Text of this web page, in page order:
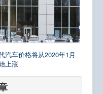
汽车价格将从2020年1月
上涨